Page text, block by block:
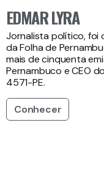
EDMAR LYRA
Jornalista político, foi
da Folha de
mais de cinquenta
Pernambuco e CEO
4571-PE.
Conhecer